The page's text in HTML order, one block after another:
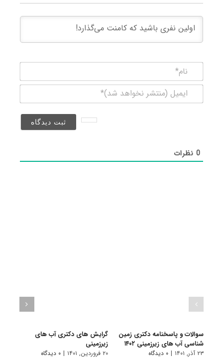
(منتشر
0نظرات
سوالات و پاسخنامه دکتری زمین
شناسی آب های زیرزمینی ۱۴۰۲
۲۳ آذر, ۱۴۰۱ | ۰ دیدگاه
گرایش های دکتری آب ﻫﺎی
زﻳﺮزمینی
۲۰ فروردین, ۱۴۰۱ | ۰ دیدگاه